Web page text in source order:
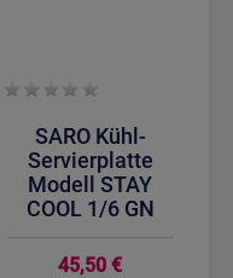
SARO Kühl-
Servierplatte
Modell STAY
COOL 1/6 GN
45,50 €